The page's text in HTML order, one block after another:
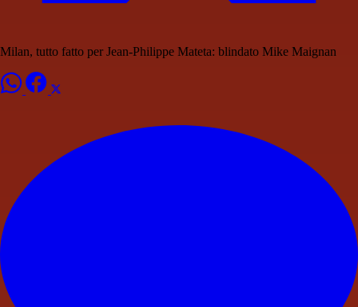
Milan, tutto fatto per Jean-Philippe Mateta: blindato Mike Maignan